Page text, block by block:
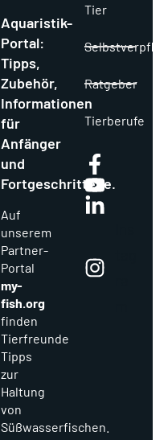
Aquaristik-
Portal:
Tipps,
Zubehör,
Informationen
für
Anfänger
und
Fortgeschrittene.
Auf
unserem
Partner-
Portal
my-
fish.org
finden
Tierfreunde
Tipps
zur
Haltung
von
Süßwasserfischen.
Tier
Ratgeber
Tierberufe